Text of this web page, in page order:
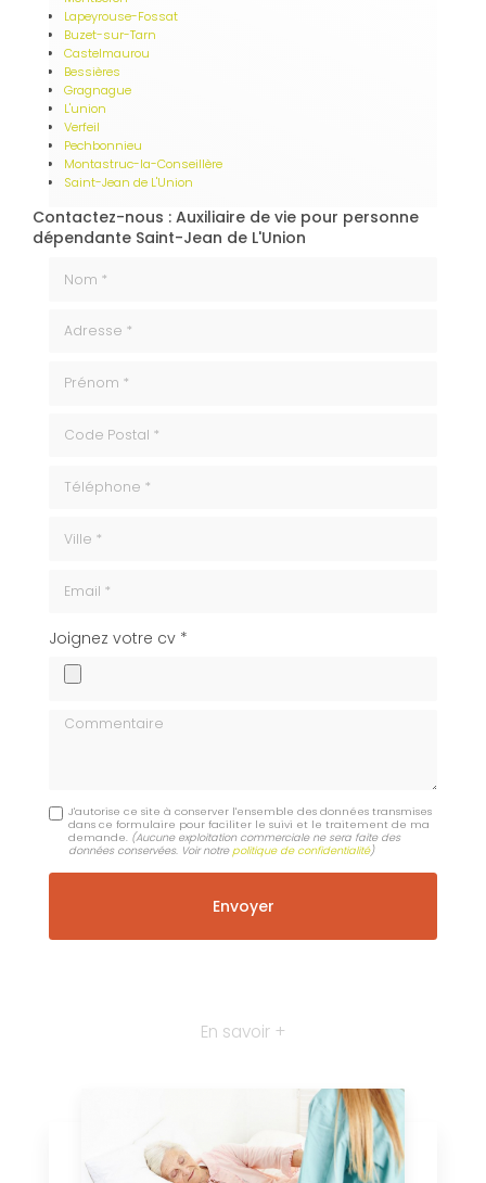
Lapeyrouse-Fossat
Buzet-sur-Tarn
Castelmaurou
Bessières
Gragnague
L'union
Verfeil
Pechbonnieu
Montastruc-la-Conseillère
Saint-Jean de L'Union
Contactez-nous : Auxiliaire de vie pour personne
dépendante Saint-Jean de L'Union
cv
Joignez votre cv *
Commentaire
J'autorise ce site à conserver l'ensemble des données transmises
dans ce formulaire pour faciliter le suivi et le traitement de ma
demande. (Aucune exploitation commerciale ne sera faite des
données conservées. Voir notrepolitique de confidentialité)
En savoir +